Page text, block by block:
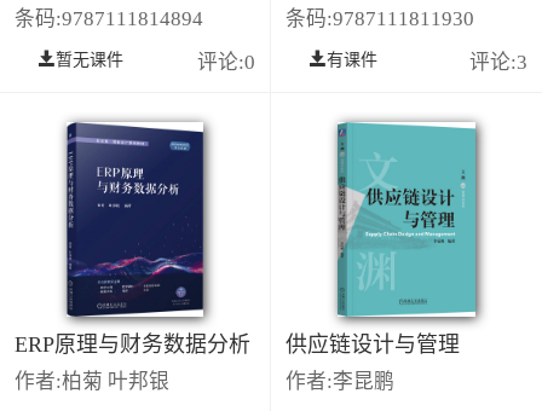
条码:9787111814894
暂无课件 评论:0
条码:9787111811930
有课件 评论:3
ERP原理与财务数据分析
作者:柏菊 叶邦银
供应链设计与管理
作者:李昆鹏